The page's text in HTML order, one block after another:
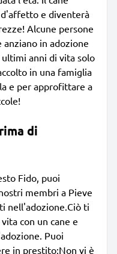
d'affetto e diventerà
Alcune persone
in adozione
anni di vita solo
in una famiglia
e per approfittare a
di
Fido, puoi
membri a Pieve
nell'adozione.Ciò ti
con un cane e
Puoi
in prestito;Non vi è